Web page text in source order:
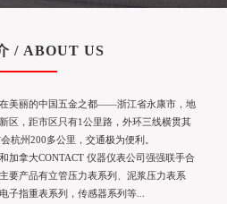
/ ABOUT US
美丽的中国五金之都——浙江省永康市，地
区，距市区只有1公里路，外环三线横贯其
杭州200多公里，交通极为便利。
加拿大CONTACT 仪器仪表公司强强联手合
要产品有立管压力表系列、泥浆压力表系
子指重表系列，传感器系列等...